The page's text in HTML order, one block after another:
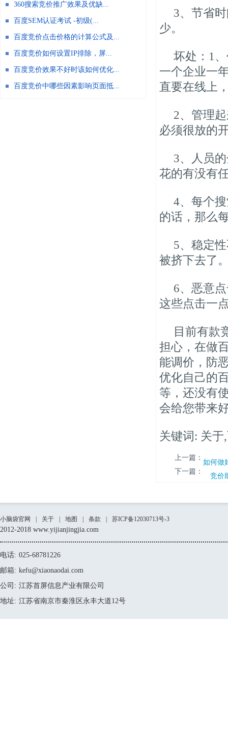
3、节省
少。
坏处：1
一个企业一
直要在线上
2、管理
必须很放的
3、人员
花的有没有
4、每个
的话，那么
5、稳定
被挤下去了
6、恶意
这些点击一
目前有款
担心，在做
能调价，防
优化自己的
等，还没有
会给您带来
关键词: 关
上一篇： 如何做
下一篇： 竞价
360搜索竞价推广效果及优缺...
百度SEM认证考试 -初级(...
百度竞价点击价格的计算公式及...
百度竞价如何设置IP排除，屏...
百度竞价效果不好时该如何优化...
百度竞价中哪些因素影响页面抵...
小脑袋官网 关于 地图 条款 苏ICP备12030713号-3
2012-2018 www.yijianjingjia.com
电话: 025-68781226
邮箱: kefu@xiaonaodai.com
公司: 江苏首屏信息产业有限公司
地址: 江苏省南京市秦淮区永丰大道12号